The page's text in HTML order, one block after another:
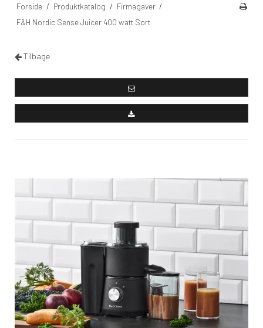
Forside / Produktkatalog / Firmagaver /
F&H Nordic Sense Juicer 400 watt Sort
Tilbage